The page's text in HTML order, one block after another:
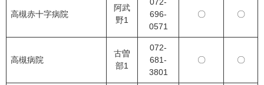
高槻赤十字病院
阿武
野1
696-
0571
〇 〇
高槻病院
古曽
部1
072-
681-
3801
〇 〇